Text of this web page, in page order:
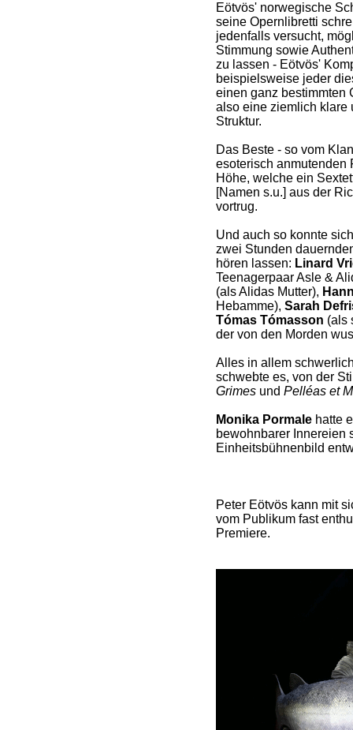
Eötvös' norwegische
seine Opernlibretti
jedenfalls versucht,
Stimmung sowie
zu lassen - Eötvös'
beispielsweise jeder
einen ganz bestimmten
also eine ziemlich klare
Struktur.
Das Beste - so vom
esoterisch anmutenden
Höhe, welche ein
[Namen s.u.] aus der
vortrug.
Und auch so konnte
zwei Stunden
hören lassen: Linard
Teenagerpaar Asle &
(als Alidas Mutter),
Hebamme), Sarah
Tómas Tómasson (als
der von den Morden
Alles in allem
schwebte es, von der
Grimesund Pelléas et
Monika Pormalehatte
bewohnbarer Innereien
Einheitsbühnenbild
Peter Eötvös kann mit
vom Publikum fast
Premiere.